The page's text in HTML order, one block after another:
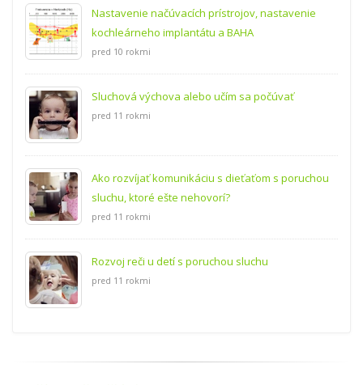
Nastavenie načúvacích prístrojov, nastavenie
kochleárneho implantátu a BAHA
pred 10 rokmi
Sluchová výchova alebo učím sa počúvať
pred 11 rokmi
Ako rozvíjať komunikáciu s dieťaťom s poruchou
sluchu, ktoré ešte nehovorí?
pred 11 rokmi
Rozvoj reči u detí s poruchou sluchu
pred 11 rokmi